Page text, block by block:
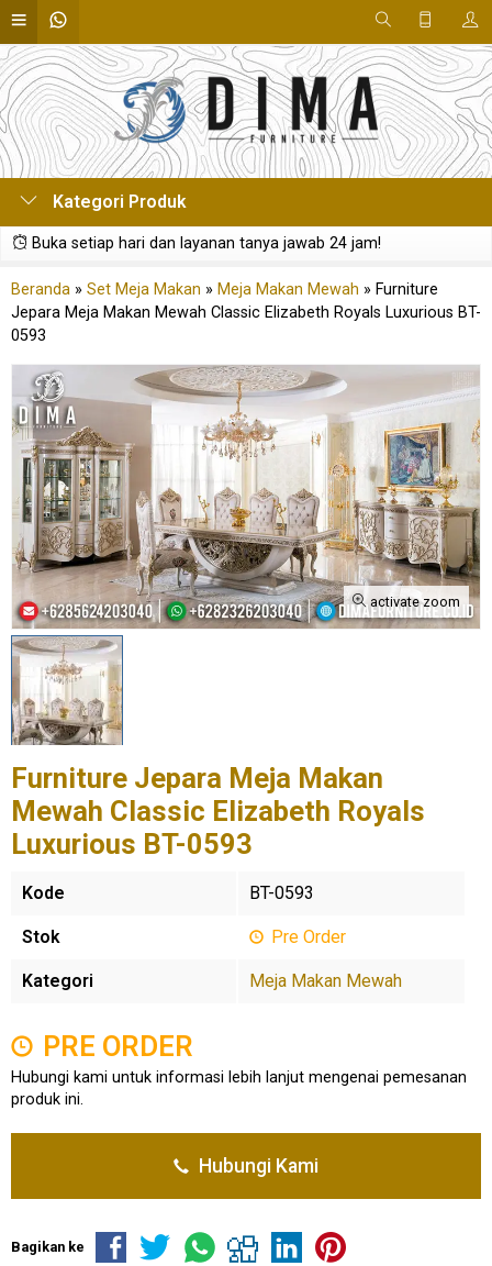
Kategori Produk
Buka setiap hari dan layanan tanya jawab 24 jam!
Beranda » Set Meja Makan » Meja Makan Mewah » Furniture
Jepara Meja Makan Mewah Classic Elizabeth Royals Luxurious BT-
0593
activate zoom
Furniture Jepara Meja Makan
Mewah Classic Elizabeth Royals
Luxurious BT-0593
Kode BT-0593
Stok Pre Order
Kategori Meja Makan Mewah
PRE ORDER
Hubungi kami untuk informasi lebih lanjut mengenai pemesanan
produk ini.
Hubungi Kami
Bagikan ke